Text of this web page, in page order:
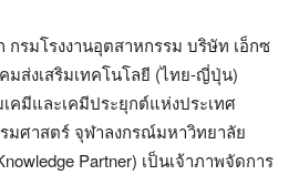
รมโรงงานอุตสาหกรรม บริษัท เอ็กซ
ส่งเสริมเทคโนโลยี (ไทย-ญี่ปุ่น)
คมีและเคมีประยุกต์แห่งประเทศ
มศาสตร์ จุฬาลงกรณ์มหาวิทยาลัย
Partner) เป็นเจ้าภาพจัดการ